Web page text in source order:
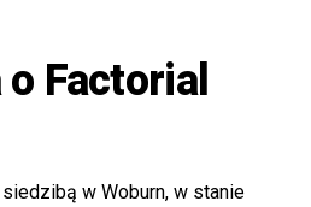
Factorial
w Woburn, w stanie